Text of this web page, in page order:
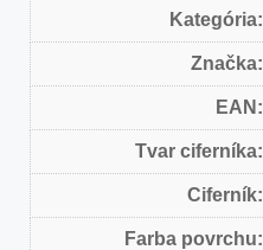
Kategória:
Značka:
EAN:
Tvar ciferníka:
Ciferník:
Farba povrchu: